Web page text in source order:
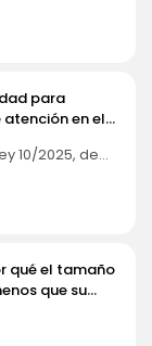
para
atención en el
10/2025, de
atención a la
qué el tamaño
que su